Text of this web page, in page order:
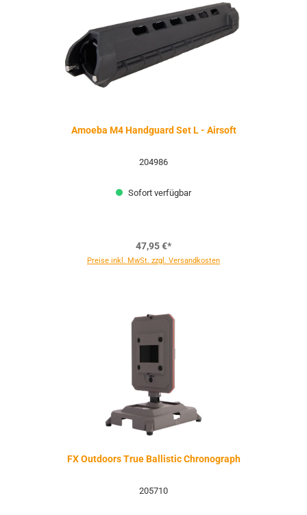
Amoeba M4 Handguard Set L - Airsoft
204986
Sofort verfügbar
47,95 €*
Preise inkl. MwSt. zzgl. Versandkosten
FX Outdoors True Ballistic Chronograph
205710